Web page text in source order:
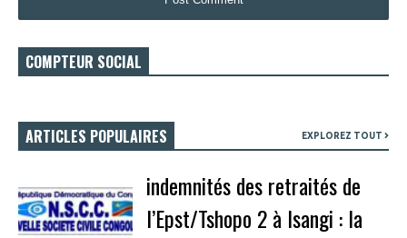
COMPTEUR SOCIAL
ARTICLES POPULAIRES EXPLOREZ TOUT
indemnités des retraités de
l’Epst/Tshopo 2 à Isangi : la